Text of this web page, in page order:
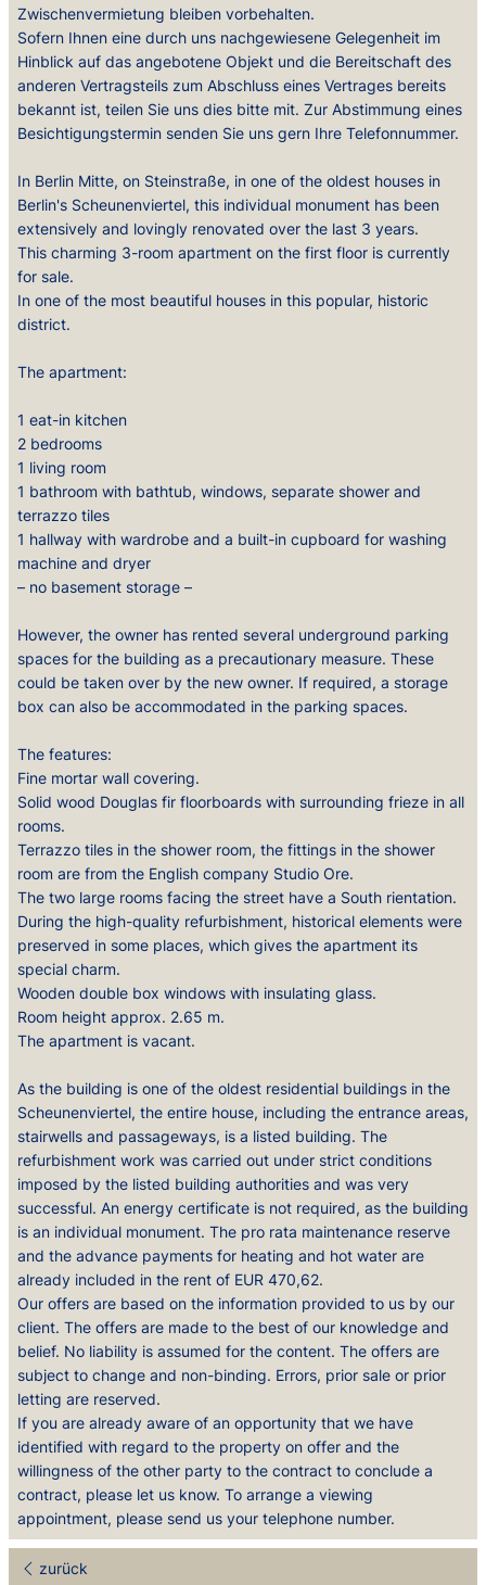
Zwischenvermietung bleiben vorbehalten.
Sofern Ihnen eine durch uns nachgewiesene Gelegenheit im
Hinblick auf das angebotene Objekt und die Bereitschaft des
anderen Vertragsteils zum Abschluss eines Vertrages bereits
bekannt ist, teilen Sie uns dies bitte mit. Zur Abstimmung eines
Besichtigungstermin senden Sie uns gern Ihre Telefonnummer.
In Berlin Mitte, on Steinstraße, in one of the oldest houses in
Berlin's Scheunenviertel, this individual monument has been
extensively and lovingly renovated over the last 3 years.
This charming 3-room apartment on the first floor is currently
for sale.
In one of the most beautiful houses in this popular, historic
district.
The apartment:
1 eat-in kitchen
2 bedrooms
1 living room
1 bathroom with bathtub, windows, separate shower and
terrazzo tiles
1 hallway with wardrobe and a built-in cupboard for washing
machine and dryer
– no basement storage –
However, the owner has rented several underground parking
spaces for the building as a precautionary measure. These
could be taken over by the new owner. If required, a storage
box can also be accommodated in the parking spaces.
The features:
Fine mortar wall covering.
Solid wood Douglas fir floorboards with surrounding frieze in all
rooms.
Terrazzo tiles in the shower room, the fittings in the shower
room are from the English company Studio Ore.
The two large rooms facing the street have a South rientation.
During the high-quality refurbishment, historical elements were
preserved in some places, which gives the apartment its
special charm.
Wooden double box windows with insulating glass.
Room height approx. 2.65 m.
The apartment is vacant.
As the building is one of the oldest residential buildings in the
Scheunenviertel, the entire house, including the entrance areas,
stairwells and passageways, is a listed building. The
refurbishment work was carried out under strict conditions
imposed by the listed building authorities and was very
successful. An energy certificate is not required, as the building
is an individual monument. The pro rata maintenance reserve
and the advance payments for heating and hot water are
already included in the rent of EUR 470,62.
Our offers are based on the information provided to us by our
client. The offers are made to the best of our knowledge and
belief. No liability is assumed for the content. The offers are
subject to change and non-binding. Errors, prior sale or prior
letting are reserved.
If you are already aware of an opportunity that we have
identified with regard to the property on offer and the
willingness of the other party to the contract to conclude a
contract, please let us know. To arrange a viewing
appointment, please send us your telephone number.
zurück